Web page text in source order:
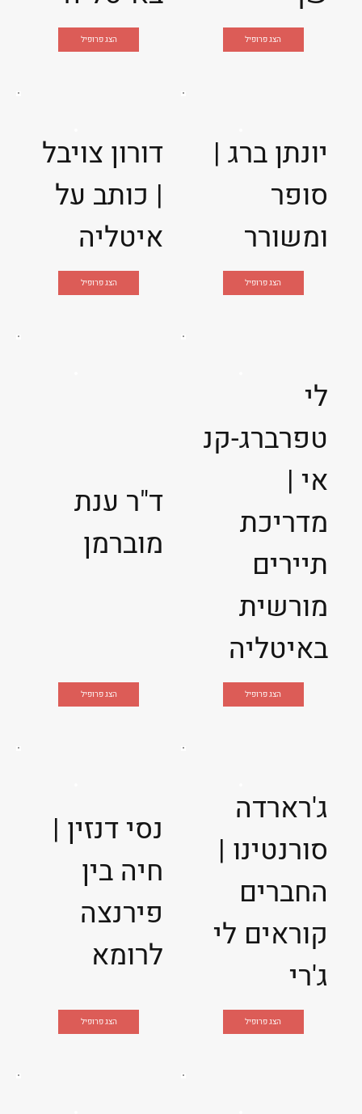
הצג פרופיל הצג פרופיל
דורון צויבל
| כותב על
איטליה
הצג פרופיל
יונתן ברג |
סופר
ומשורר
הצג פרופיל
ד"ר ענת
מוברמן
הצג פרופיל
לי
טפרברג-קנ
אי |
מדריכת
תיירים
מורשית
באיטליה
הצג פרופיל
נסי דנזין |
חיה בין
פירנצה
לרומא
הצג פרופיל
ג'רארדה
סורנטינו |
החברים
קוראים לי
ג'רי
הצג פרופיל